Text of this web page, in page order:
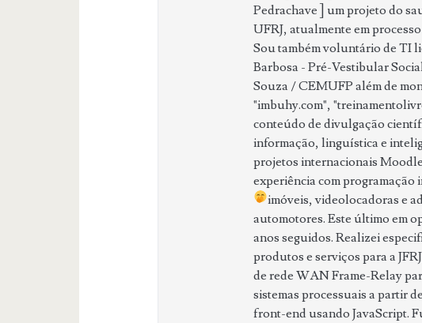
Pedrachave ] um projeto do
UFRJ, atualmente em
Sou também voluntário de TI
Barbosa - Pré-Vestibular
Souza / CEMUFP além de
"imbuhy.com",
conteúdo de divulgação
informação, linguística e
projetos internacionais
experiência com programação
imóveis, videolocadorase
automotores. Este último em
anos seguidos. Realizei
produtos e serviços para a
de rede WAN Frame-Relay
sistemas processuais a partir
front-end usando JavaScript.